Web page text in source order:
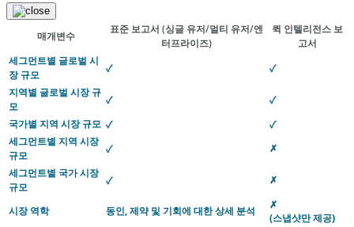
매개변수
표준 보고서 (싱글 유저/멀티 유저/엔
터프라이즈)
퀵 인텔리전스 보
고서
세그먼트별 글로벌 시
장 규모
✓
✓
지역별 글로벌 시장 규
모
✓
✓
국가별 지역 시장 규모 ✓
✓
세그먼트별 지역 시장
규모
✓
✗
세그먼트별 국가 시장
규모
✓ ✗
시장 역학 동인, 제약 및 기회에 대한 상세 분석
✗
(스냅샷만 제공)